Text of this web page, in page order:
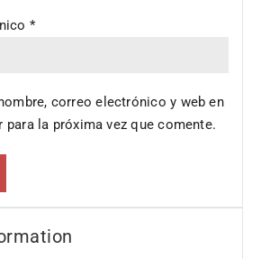
*
correo electrónico y web en
para la próxima vez que comente.